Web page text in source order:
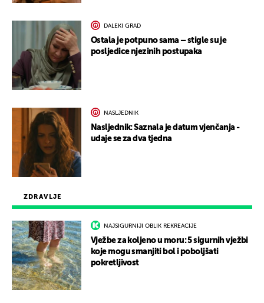
ZDRAVLJE
NAJSIGURNIJI OBLIK REKREACIJE
Vježbe za koljeno u moru: 5 sigurnih vježbi
koje mogu smanjiti bol i poboljšati
pokretljivost
DALEKI GRAD
Ostala je potpuno sama – stigle su je
posljedice njezinih postupaka
NASLJEDNIK
Nasljednik: Saznala je datum vjenčanja -
udaje se za dva tjedna